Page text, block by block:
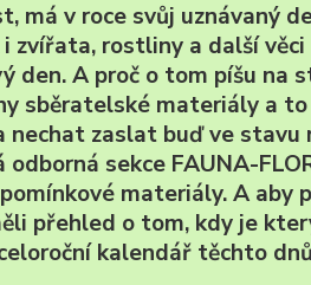
má v roce svůj uznávaný
zvířata, rostliny a další
A proč o tom píšu na
sběratelské materiály a to
zaslat buď ve stavu
sekce FAUNA-
materiály. A aby
přehled o tom, kdy je
kalendář těchto